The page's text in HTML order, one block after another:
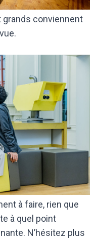
grands conviennent
à faire, rien que
à quel point
N’hésitez plus